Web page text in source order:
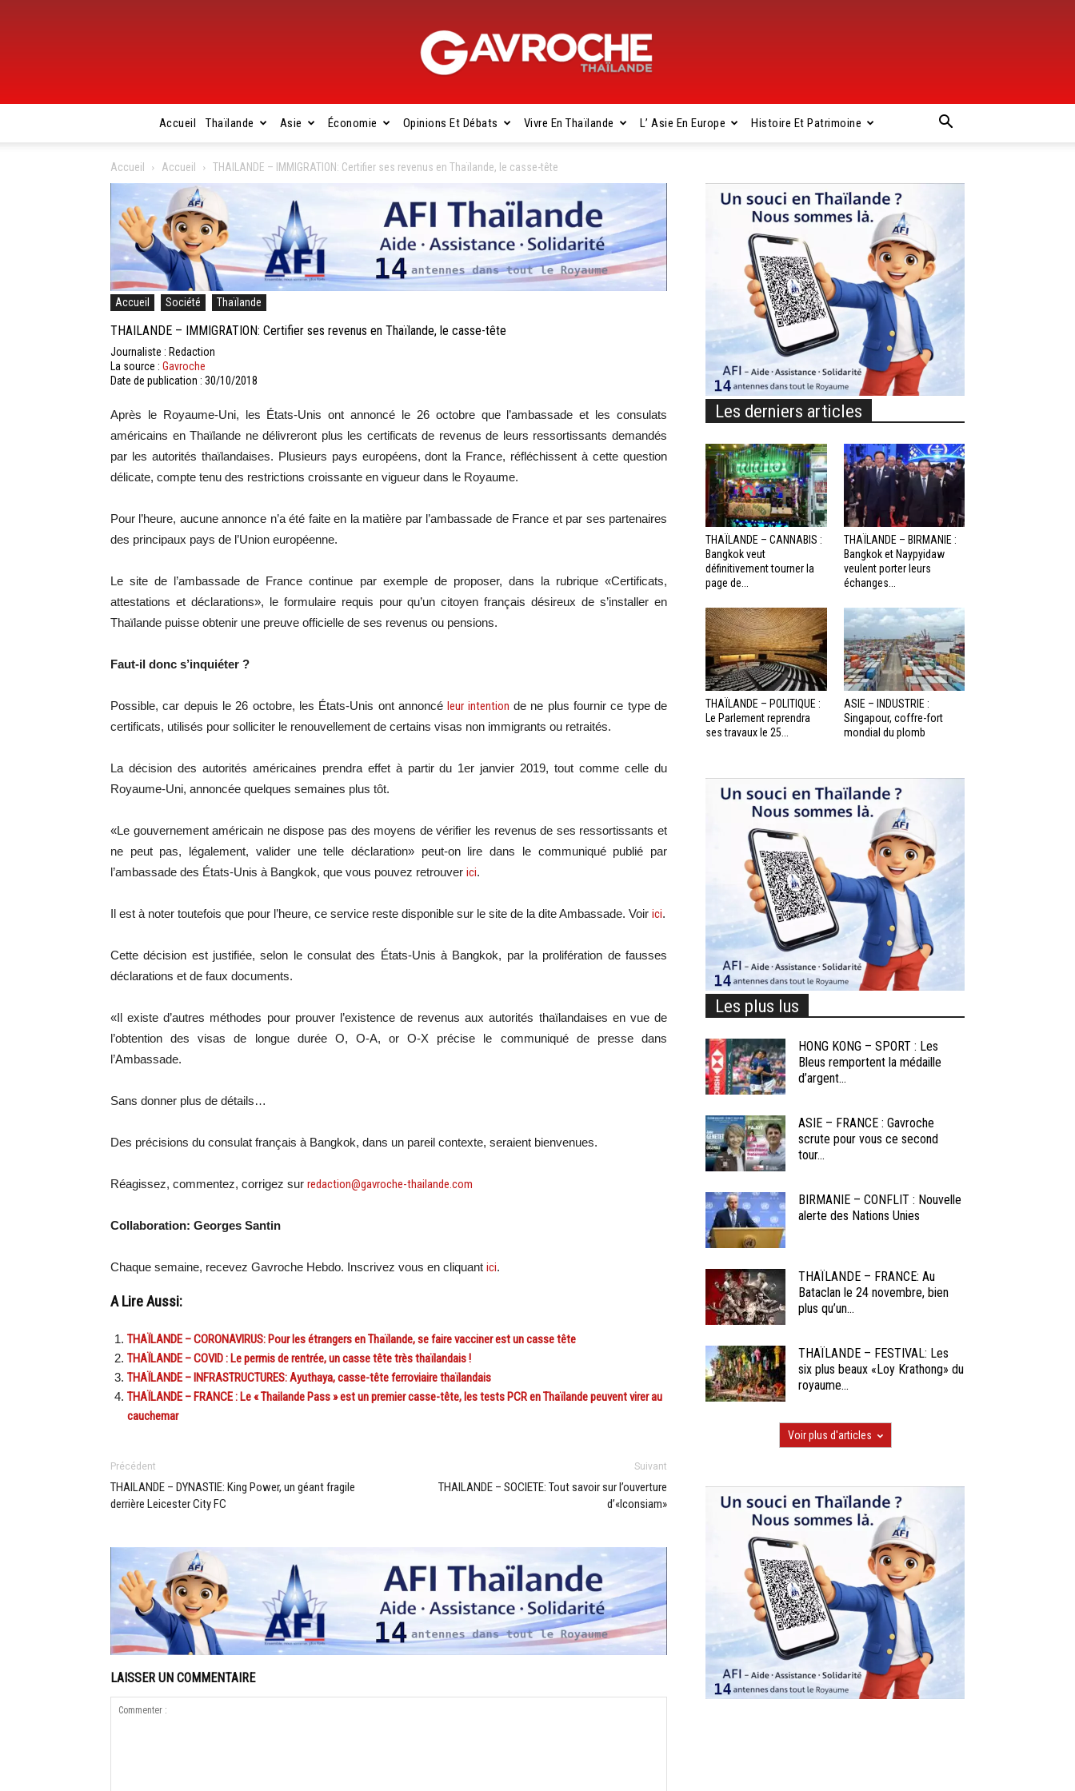
Gavroche
Thaïlande
Accueil Thaïlande Asie Économie Opinions Et Débats Vivre En Thaïlande L’ Asie En Europe Histoire Et Patrimoine
Accueil Accueil THAILANDE – IMMIGRATION: Certifier ses revenus en Thaïlande, le casse-tête
Accueil Société Thaïlande
THAILANDE – IMMIGRATION: Certifier ses revenus en Thaïlande, le casse-tête
Journaliste : Redaction
La source : Gavroche
Date de publication : 30/10/2018
Après le Royaume-Uni, les États-Unis ont annoncé le 26 octobre que l’ambassade et les consulats
américains en Thaïlande ne délivreront plus les certificats de revenus de leurs ressortissants demandés
par les autorités thaïlandaises. Plusieurs pays européens, dont la France, réfléchissent à cette question
délicate, compte tenu des restrictions croissante en vigueur dans le Royaume.
Pour l’heure, aucune annonce n’a été faite en la matière par l’ambassade de France et par ses partenaires
des principaux pays de l’Union européenne.
Le site de l’ambassade de France continue par exemple de proposer, dans la rubrique «Certificats,
attestations et déclarations», le formulaire requis pour qu’un citoyen français désireux de s’installer en
Thaïlande puisse obtenir une preuve officielle de ses revenus ou pensions.
Faut-il donc s’inquiéter ?
Possible, car depuis le 26 octobre, les États-Unis ont annoncéleur intention de ne plus fournir ce type de
certificats, utilisés pour solliciter le renouvellement de certains visas non immigrants ou retraités.
La décision des autorités américaines prendra effet à partir du 1er janvier 2019, tout comme celle du
Royaume-Uni, annoncée quelques semaines plus tôt.
«Le gouvernement américain ne dispose pas des moyens de vérifier les revenus de ses ressortissants et
ne peut pas, légalement, valider une telle déclaration» peut-on lire dans le communiqué publié par
l’ambassade des États-Unis à Bangkok, que vous pouvez retrouver ici.
Il est à noter toutefois que pour l’heure, ce service reste disponible sur le site de la dite Ambassade. Voir ici.
Cette décision est justifiée, selon le consulat des États-Unis à Bangkok, par la prolifération de fausses
déclarations et de faux documents.
«Il existe d’autres méthodes pour prouver l’existence de revenus aux autorités thaïlandaises en vue de
l’obtention des visas de longue durée O, O-A, or O-X précise le communiqué de presse dans
l’Ambassade.
Sans donner plus de détails…
Des précisions du consulat français à Bangkok, dans un pareil contexte, seraient bienvenues.
Réagissez, commentez, corrigez sur redaction@gavroche-thailande.com
Collaboration: Georges Santin
Chaque semaine, recevez Gavroche Hebdo. Inscrivez vous en cliquant ici.
A Lire Aussi:
THAÏLANDE – CORONAVIRUS: Pour les étrangers en Thaïlande, se faire vacciner est un casse tête
THAÏLANDE – COVID : Le permis de rentrée, un casse tête très thaïlandais !
THAÏLANDE – INFRASTRUCTURES: Ayuthaya, casse-tête ferroviaire thaïlandais
THAÏLANDE – FRANCE : Le « Thailande Pass » est un premier casse-tête, les tests PCR en Thaïlande peuvent virer au
cauchemar
Précédent
THAILANDE – DYNASTIE: King Power, un géant fragile
derrière Leicester City FC
Suivant
THAILANDE – SOCIETE: Tout savoir sur l’ouverture
d’«Iconsiam»
LAISSER UN COMMENTAIRE
Les derniers articles
THAÏLANDE – CANNABIS :
Bangkok veut
définitivement tourner la
page de...
THAÏLANDE – BIRMANIE :
Bangkok et Naypyidaw
veulent porter leurs
échanges...
THAÏLANDE – POLITIQUE :
Le Parlement reprendra
ses travaux le 25...
ASIE – INDUSTRIE :
Singapour, coffre-fort
mondial du plomb
Les plus lus
HONG KONG – SPORT : Les
Bleus remportent la médaille
d’argent...
ASIE – FRANCE : Gavroche
scrute pour vous ce second
tour...
BIRMANIE – CONFLIT : Nouvelle
alerte des Nations Unies
THAÏLANDE – FRANCE: Au
Bataclan le 24 novembre, bien
plus qu’un...
THAÏLANDE – FESTIVAL: Les
six plus beaux «Loy Krathong» du
royaume...
Voir plus d'articles